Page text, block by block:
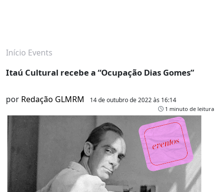
Início Events
Itaú Cultural recebe a “Ocupação Dias Gomes”
por Redação GLMRM 14 de outubro de 2022 às 16:14
1 minuto de leitura